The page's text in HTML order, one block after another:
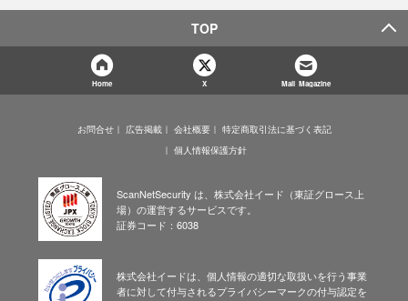
TOP
Home X Mail Magazine
お問合せ 広告掲載 会社概要
特定商取引法に基づく表記
個人情報保護方針
ScanNetSecurity は、株式会社イード（東証グロース上
場）の運営するサービスです。
証券コード：6038
株式会社イードは、個人情報の適切な取扱いを行う事業
者に対して付与されるプライバシーマークの付与認定を